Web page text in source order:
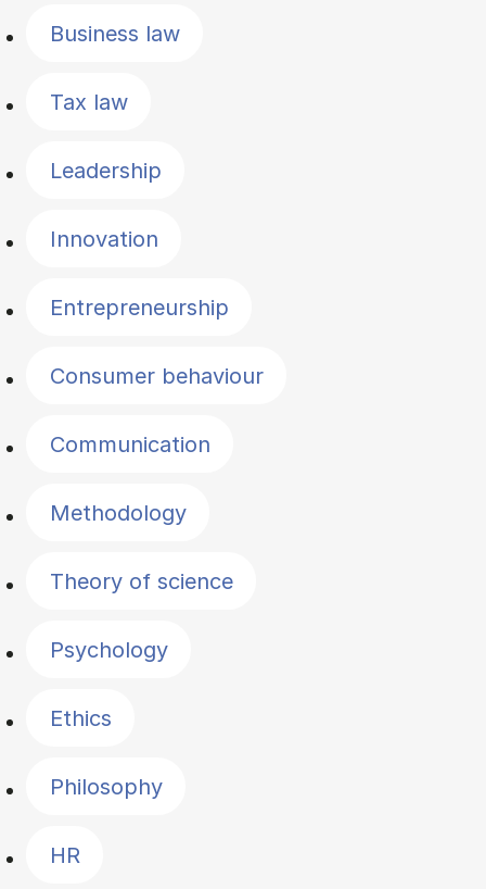
Business law
Tax law
Leadership
Innovation
Entrepreneurship
Consumer behaviour
Communication
Methodology
Theory of science
Psychology
Ethics
Philosophy
HR